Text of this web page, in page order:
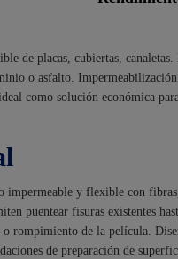
de placas, cubiertas,
o asfalto.
como solución económica
impermeable y flexible con
puentear fisuras existentes
rompimiento de la película.
de preparación de